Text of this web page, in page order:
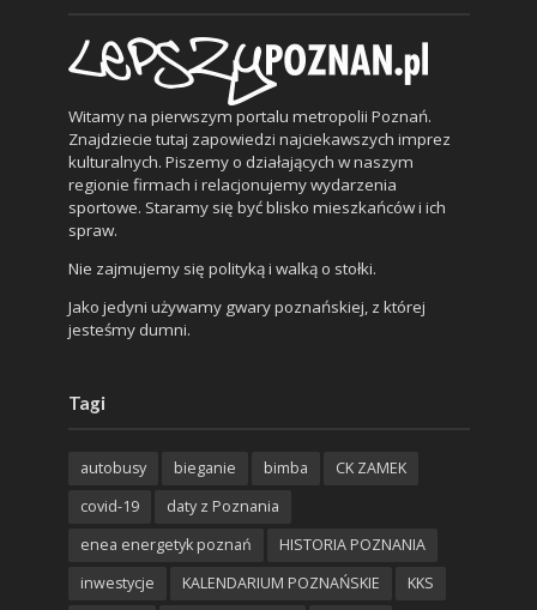
Witamy na pierwszym portalu metropolii Poznań.
Znajdziecie tutaj zapowiedzi najciekawszych imprez
kulturalnych. Piszemy o działających w naszym
regionie firmach i relacjonujemy wydarzenia
sportowe. Staramy się być blisko mieszkańców i ich
spraw.
Nie zajmujemy się polityką i walką o stołki.
Jako jedyni używamy gwary poznańskiej, z której
jesteśmy dumni.
Tagi
autobusy bieganie bimba
CK ZAMEK
covid-19
daty z Poznania
enea energetyk poznań
HISTORIA POZNANIA
inwestycje
KALENDARIUM POZNAŃSKIE
KKS